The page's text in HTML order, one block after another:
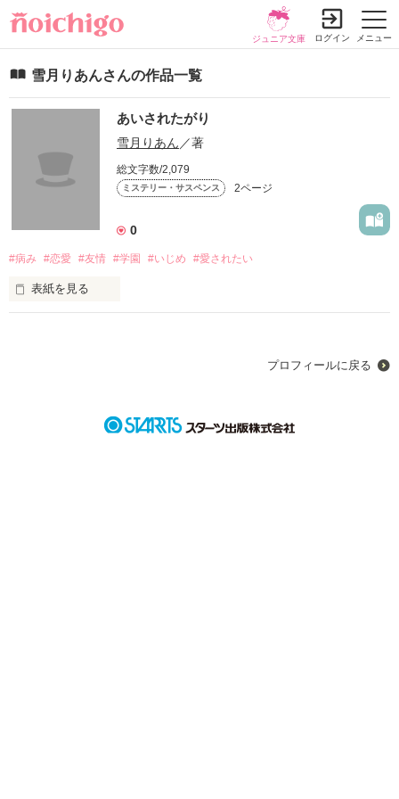
メニュー
ジュニア文庫 ログイン
雪月りあんさんの作品一覧
あいされたがり
雪月りあん ／著
総文字数/2,079
ミステリー・サスペンス 2ページ
0
#病み #恋愛 #友情 #学園 #いじめ #愛されたい
表紙を見る
作品を読む
プロフィールに戻る